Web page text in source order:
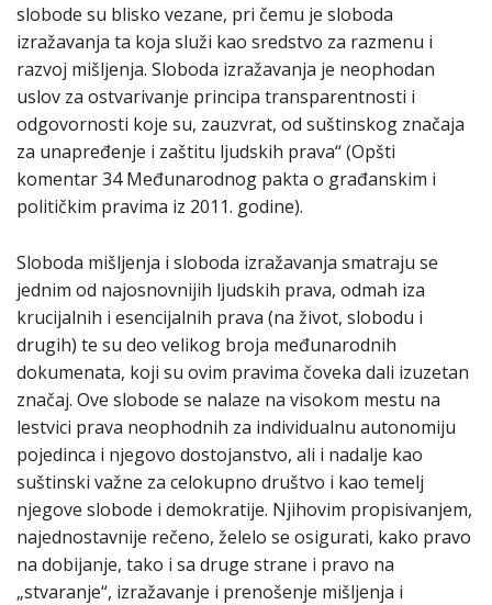
slobode su blisko vezane, pri čemu je sloboda
izražavanja ta koja služi kao sredstvo za razmenu i
razvoj mišljenja. Sloboda izražavanja je neophodan
uslov za ostvarivanje principa transparentnosti i
odgovornosti koje su, zauzvrat, od suštinskog značaja
za unapređenje i zaštitu ljudskih prava“ (Opšti
komentar 34 Međunarodnog pakta o građanskim i
političkim pravima iz 2011. godine).
Sloboda mišljenja i sloboda izražavanja smatraju se
jednim od najosnovnijih ljudskih prava, odmah iza
krucijalnih i esencijalnih prava (na život, slobodu i
drugih) te su deo velikog broja međunarodnih
dokumenata, koji su ovim pravima čoveka dali izuzetan
značaj. Ove slobode se nalaze na visokom mestu na
lestvici prava neophodnih za individualnu autonomiju
pojedinca i njegovo dostojanstvo, ali i nadalje kao
suštinski važne za celokupno društvo i kao temelj
njegove slobode i demokratije. Njihovim propisivanjem,
najednostavnije rečeno, želelo se osigurati, kako pravo
na dobijanje, tako i sa druge strane i pravo na
„stvaranje“, izražavanje i prenošenje mišljenja i